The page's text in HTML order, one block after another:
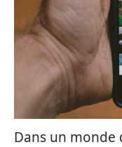
Dans un monde